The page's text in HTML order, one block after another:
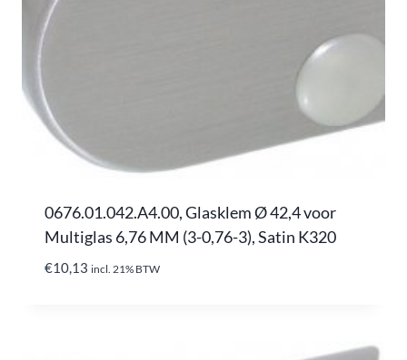
0676.01.042.A4.00, Glasklem Ø 42,4 voor
Multiglas 6,76 MM (3-0,76-3), Satin K320
€10,13 incl. 21% BTW